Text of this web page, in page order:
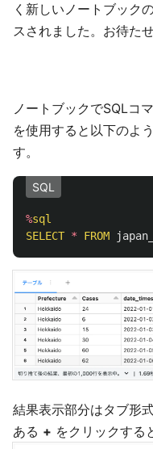
く新しいノートブック
スされました。お待た
ノートブックでSQLコ
を使用すると以下のよ
す。
SQL
%sql
SELECT * FROM
結果表示部分はタブ形
ある + をクリックする